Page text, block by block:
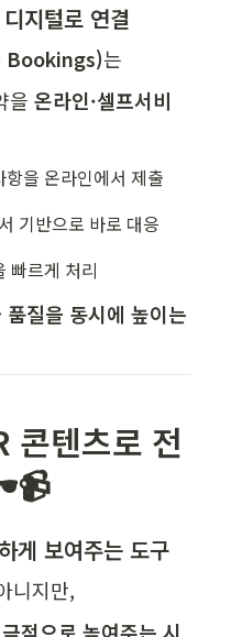
지털로 연결
Bookings)는
을 온라인·셀프서비
항을 온라인에서 제출
기반으로 바로 대응
빠르게 처리
품질을 동시에 높이는
콘텐츠로 전
게 보여주는 도구
니지만,